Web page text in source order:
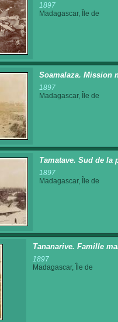
1897
Madagascar, Île de
Soamalaza. Mission
1897
Madagascar, Île de
Tamatave. Sud de la
1897
Madagascar, Île de
Tananarive. Famille
1897
Madagascar, Île de